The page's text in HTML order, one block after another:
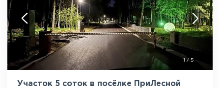
1 / 5
Участок 5 соток в посёлке ПриЛесной